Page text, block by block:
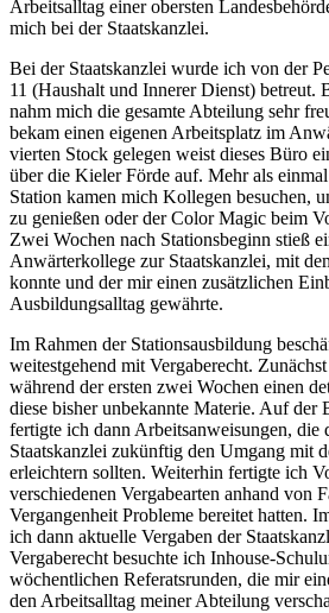
Arbeitsalltag einer obersten
mich bei der Staatskanzlei.
Bei der Staatskanzlei wurde ich von der
11 (Haushalt und Innerer Dienst) betreut.
nahm mich die gesamte Abteilung sehr
bekam einen eigenen Arbeitsplatz im
vierten Stock gelegen weist dieses Büro
über die Kieler Förde auf. Mehr als
Station kamen mich Kollegen besuchen,
zu genießen oder der Color Magic beim
Zwei Wochen nach Stationsbeginn stieß
Anwärterkollege zur Staatskanzlei, mit
konnte und der mir einen zusätzlichen
Ausbildungsalltag gewährte.
Im Rahmen der Stationsausbildung
weitestgehend mit Vergaberecht.
während der ersten zwei Wochen einen
diese bisher unbekannte Materie. Auf der
fertigte ich dann Arbeitsanweisungen, die
Staatskanzlei zukünftig den Umgang mit
erleichtern sollten. Weiterhin fertigte ich
verschiedenen Vergabearten anhand von
Vergangenheit Probleme bereitet hatten.
ich dann aktuelle Vergaben der
Vergaberecht besuchte ich Inhouse-
wöchentlichen Referatsrunden, die mir
den Arbeitsalltag meiner Abteilung